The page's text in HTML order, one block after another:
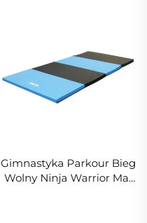
Gimnastyka Parkour Bieg
Wolny Ninja Warrior Mat